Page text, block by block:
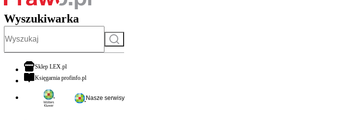
Wyszukiwarka
Szukaj
Sklep LEX.plotwiera się w nowej karcie
Księgarnia profinfo.plotwiera się w nowej karcie
Nasze serwisy